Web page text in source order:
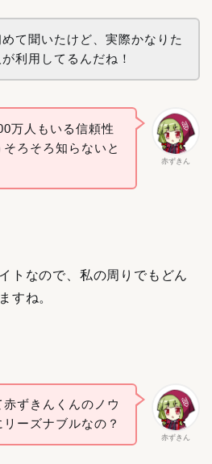
て聞いたけど、実際かなりた
利用してるんだね！
赤ずきん
万人もいる信頼性
ろそろ知らないと
トなので、私の周りでもどん
すね。
赤ずきん
ずきんくんのノウ
ーズナブルなの？